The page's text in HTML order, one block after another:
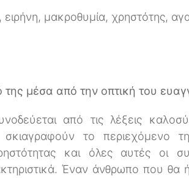
μακροθυμία, χρηστότης,
της μέσα από την οπτική του
από τις λέξεις
σκιαγραφούν το περιεχόμενο
και όλες αυτές οι
Έναν άνθρωπο που θα